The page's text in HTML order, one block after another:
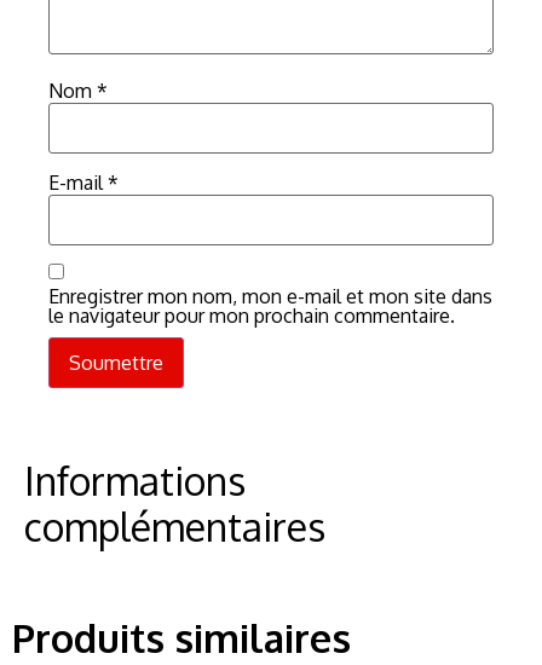
Nom *
E-mail *
Enregistrer mon nom, mon e-mail et mon site dans
le navigateur pour mon prochain commentaire.
Informations
complémentaires
Produits similaires